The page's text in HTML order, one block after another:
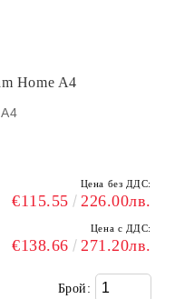
Home A4
Цена без ДДС:
€115.55 226.00лв.
Цена с ДДС:
€138.66 271.20лв.
Брой: